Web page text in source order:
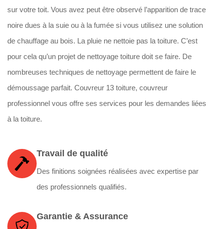
sur votre toit. Vous avez peut être observé l’apparition de trace
noire dues à la suie ou à la fumée si vous utilisez une solution
de chauffage au bois. La pluie ne nettoie pas la toiture. C’est
pour cela qu’un projet de nettoyage toiture doit se faire. De
nombreuses techniques de nettoyage permettent de faire le
démoussage parfait. Couvreur 13 toiture, couvreur
professionnel vous offre ses services pour les demandes liées
à la toiture.
Travail de qualité
Des finitions soignées réalisées avec expertise par
des professionnels qualifiés.
Garantie & Assurance